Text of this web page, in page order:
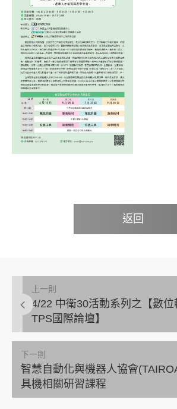
返回
上一則
4/22 中衛30活動系列之【數
TPS國際論壇】
下一則
智慧自動化與機器人協會
具機相關研習課程